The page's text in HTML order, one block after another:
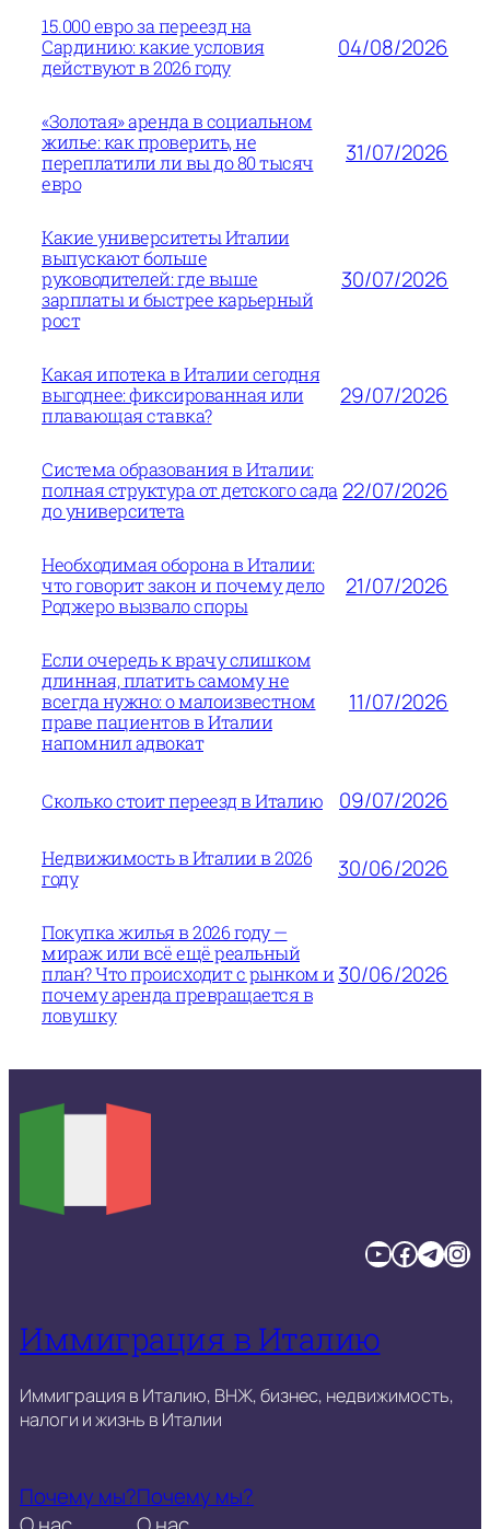
15.000 евро за переезд на
Сардинию: какие условия
действуют в 2026 году
04/08/2026
«Золотая» аренда в социальном
жилье: как проверить, не
переплатили ли вы до 80 тысяч
евро
31/07/2026
Какие университеты Италии
выпускают больше
руководителей: где выше
зарплаты и быстрее карьерный
рост
30/07/2026
Какая ипотека в Италии сегодня
выгоднее: фиксированная или
плавающая ставка?
29/07/2026
Система образования в Италии:
полная структура от детского сада
до университета
22/07/2026
Необходимая оборона в Италии:
что говорит закон и почему дело
Роджеро вызвало споры
21/07/2026
Если очередь к врачу слишком
длинная, платить самому не
всегда нужно: о малоизвестном
праве пациентов в Италии
напомнил адвокат
11/07/2026
Сколько стоит переезд в Италию 09/07/2026
Недвижимость в Италии в 2026
году
30/06/2026
Покупка жилья в 2026 году —
мираж или всё ещё реальный
план? Что происходит с рынком и
почему аренда превращается в
ловушку
30/06/2026
YouTube Facebook TelegramInstagram
Иммиграция в Италию
Иммиграция в Италию, ВНЖ, бизнес, недвижимость,
налоги и жизнь в Италии
Почему мы?Почему мы?